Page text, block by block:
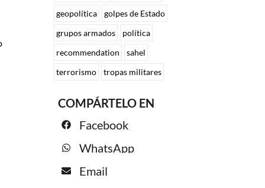
geopolítica
golpes de Estado
grupos armados
política
recommendation
sahel
terrorismo
tropas militares
COMPÁRTELO EN
Facebook
WhatsApp
Email